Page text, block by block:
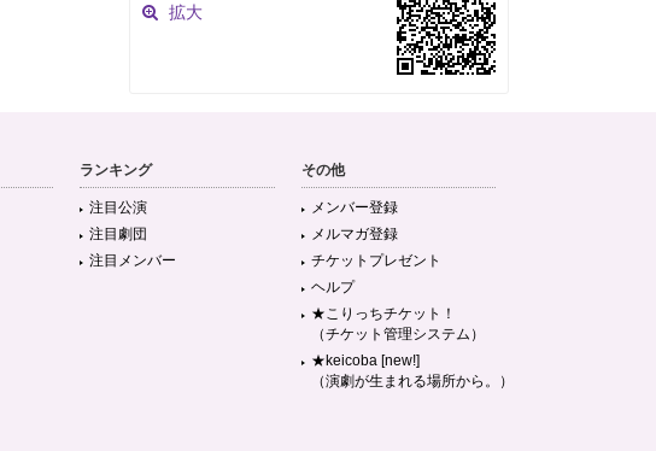
拡大
ランキング
注目公演
注目劇団
注目メンバー
その他
メンバー登録
メルマガ登録
チケットプレゼント
ヘルプ
★こりっちチケット！
（チケット管理システム）
★keicoba [new!]
（演劇が生まれる場所から。）